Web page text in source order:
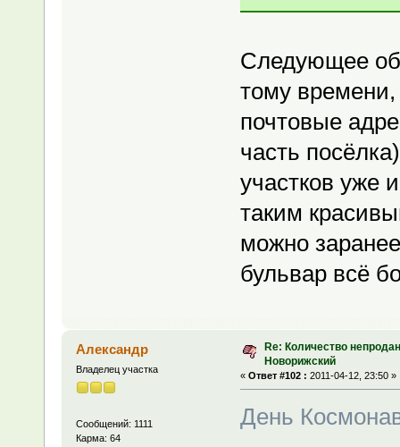
Следующее
тому времени,
почтовые
часть
участков уже
таким
можно
бульвар всё
Александр
Владелец участка
Сообщений: 1111
Карма: 64
Re: Количество
Новорижский
« Ответ #102 : 2011-04-12, 23:50 »
День